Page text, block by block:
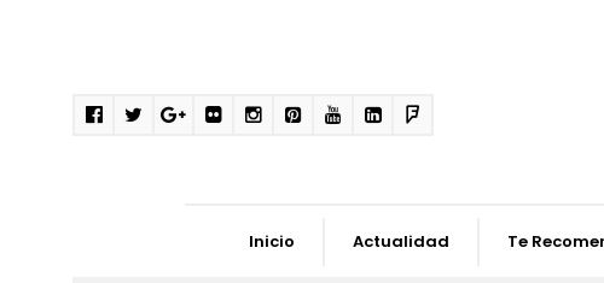
Inicio Actualidad Te